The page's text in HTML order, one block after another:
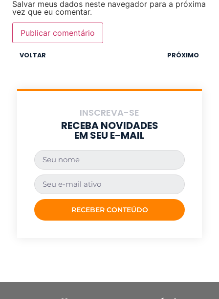
Salvar meus dados neste navegador para a próxima
vez que eu comentar.
VOLTAR PRÓXIMO
INSCREVA-SE
RECEBA NOVIDADES
EM SEU E-MAIL
RECEBER CONTEÚDO